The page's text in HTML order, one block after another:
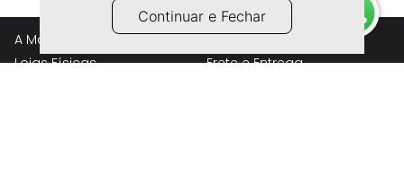
Continuar e Fechar
A Marca
Lojas Físicas
Atendimento
Frete e Entrega